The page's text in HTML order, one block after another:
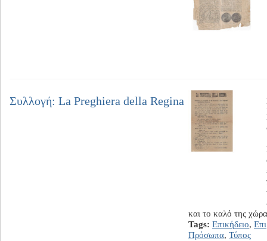
Συλλογή: La Preghiera della Regina
και το καλό της
Tags: Επικήδειο,
Πρόσωπα, Τύπος